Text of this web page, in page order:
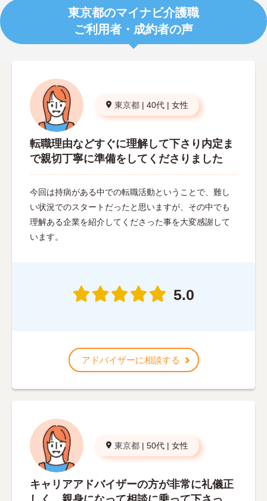
東京都のマイナビ介護職
ご利用者・成約者の声
東京都 | 40代 | 女性
転職理由などすぐに理解して下さり内定ま
で親切丁寧に準備をしてくださりました
今回は持病がある中での転職活動ということで、難し
い状況でのスタートだったと思いますが、その中でも
理解ある企業を紹介してくださった事を大変感謝して
います。
5.0
アドバイザーに相談する
東京都 | 50代 | 女性
キャリアアドバイザーの方が非常に礼儀正